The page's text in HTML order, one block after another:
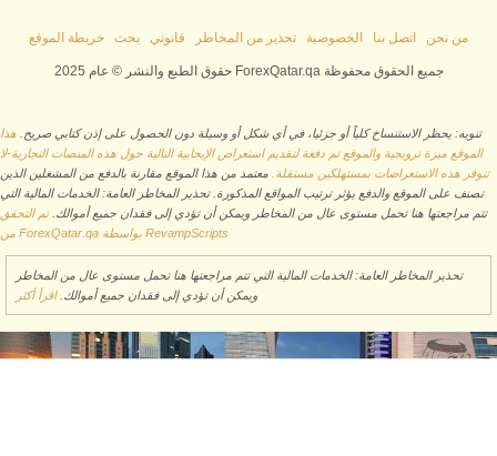
من نحن اتصل بنا الخصوصية تحذير من المخاطر قانوني بحث خريطة الموقع
حقوق الطبع والنشر © عام 2025 ForexQatar.qa جميع الحقوق محفوظة
تنويه: يحظر الاستنساخ كلياً أو جزئيا، في أي شكل أو وسيلة دون الحصول على إذن كتابي صريح. هذا
الموقع ميزة ترويجية والموقع تم دفعة لتقديم استعراض الإيجابية التالية حول هذه المنصات التجارية-لا
تتوفر هذه الاستعراضات بمستهلكين مستقلة. معتمد من هذا الموقع مقارنة بالدفع من المشغلين الذين
تصنف على الموقع والدفع يؤثر ترتيب المواقع المذكورة. تحذير المخاطر العامة: الخدمات المالية التي
تتم مراجعتها هنا تحمل مستوى عال من المخاطر ويمكن أن تؤدي إلى فقدان جميع أموالك.تم التحقق
من ForexQatar.qa بواسطة RevampScripts
تحذير المخاطر العامة: الخدمات المالية التي تتم مراجعتها هنا تحمل مستوى عال من المخاطر
ويمكن أن تؤدي إلى فقدان جميع أموالك.اقرأ أكثر